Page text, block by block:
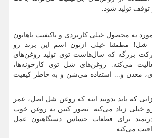
توقف تولید شود.
یه محصول خیلی کاربردی و باکیفیت باهاتون
مطمئنا خیلی ازتون اسم این برند رو
بزرگه که سال‌هاست توی تولید روغن‌های
می‌کنه. روغن‌های شل توی کارخونه‌ها،
معدن و... استفاده می‌شن و به خاطر کیفیت
که باید بدونید اینه که روغن شل اصل، عمر
رو خیلی زیاد می‌کنه. تصور کنین یه روغن خوب
برای قطعات حساس دستگاهتون عمل
می‌کنه.